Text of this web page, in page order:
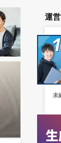
運
未